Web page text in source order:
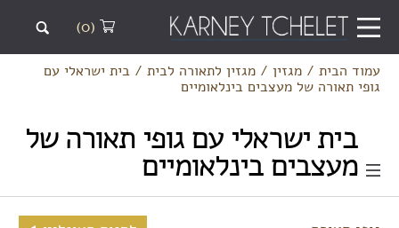
(0)
עמוד הבית/ מגזין/ מגזין לתאורה לבית/ בית ישראלי עם
גופי תאורה של מעצבים בינלאומיים
בית ישראלי עם גופי תאורה של
מעצבים בינלאומיים